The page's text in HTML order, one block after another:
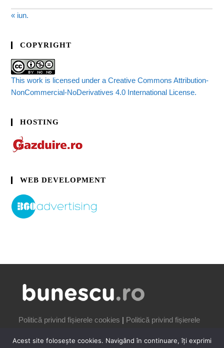
« iun.
COPYRIGHT
This work is licensed under a Creative Commons Attribution-
NonCommercial-NoDerivatives 4.0 International License.
HOSTING
WEB DEVELOPMENT
Politică privind fișierele cookies | Politică privind fișierele
Acest site folosește cookies. Navigând în continuare, îți exprimi